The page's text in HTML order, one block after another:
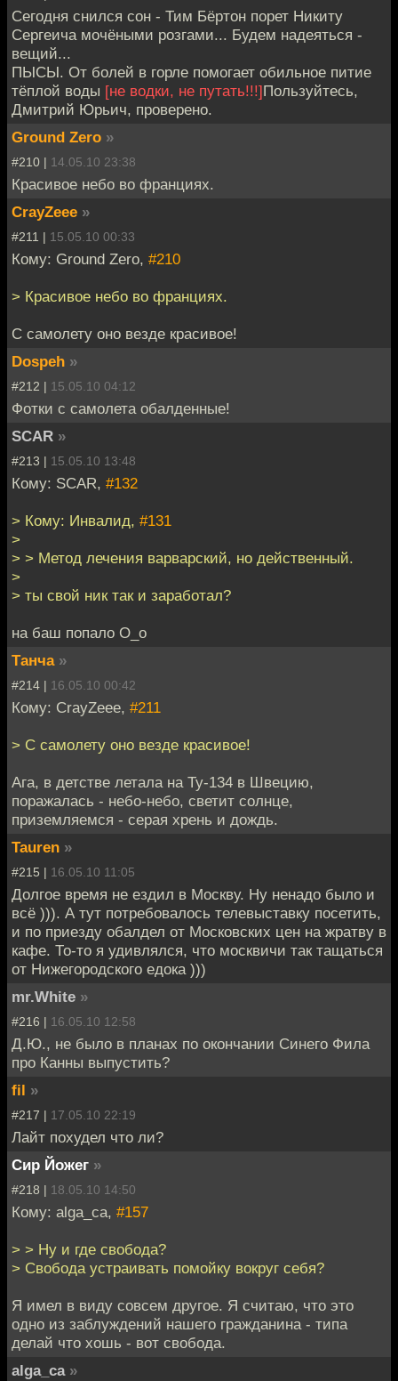
Сегодня снился сон - Тим Бёртон порет Никиту
Сергеича мочёными розгами... Будем надеяться -
вещий...
ПЫСЫ. От болей в горле помогает обильное питие
тёплой воды [не водки, не путать!!!]Пользуйтесь,
Дмитрий Юрьич, проверено.
Ground Zero »
#210 | 14.05.10 23:38
Красивое небо во франциях.
CrayZeee »
#211 | 15.05.10 00:33
Кому: Ground Zero, #210
> Красивое небо во франциях.
С самолету оно везде красивое!
Dospeh »
#212 | 15.05.10 04:12
Фотки с самолета обалденные!
SCAR »
#213 | 15.05.10 13:48
Кому: SCAR, #132
> Кому: Инвалид, #131
>
> > Метод лечения варварский, но действенный.
>
> ты свой ник так и заработал?
на баш попало O_o
Танча »
#214 | 16.05.10 00:42
Кому: CrayZeee, #211
> С самолету оно везде красивое!
Ага, в детстве летала на Ту-134 в Швецию,
поражалась - небо-небо, светит солнце,
приземляемся - серая хрень и дождь.
Tauren »
#215 | 16.05.10 11:05
Долгое время не ездил в Москву. Ну ненадо было и
всё ))). А тут потребовалось телевыставку посетить,
и по приезду обалдел от Московских цен на жратву в
кафе. То-то я удивлялся, что москвичи так тащаться
от Нижегородского едока )))
mr.White »
#216 | 16.05.10 12:58
Д.Ю., не было в планах по окончании Синего Фила
про Канны выпустить?
fil »
#217 | 17.05.10 22:19
Лайт похудел что ли?
Сир Йожег »
#218 | 18.05.10 14:50
Кому: alga_ca, #157
> > Ну и где свобода?
> Свобода устраивать помойку вокруг себя?
Я имел в виду совсем другое. Я считаю, что это
одно из заблуждений нашего гражданина - типа
делай что хошь - вот свобода.
alga_ca »